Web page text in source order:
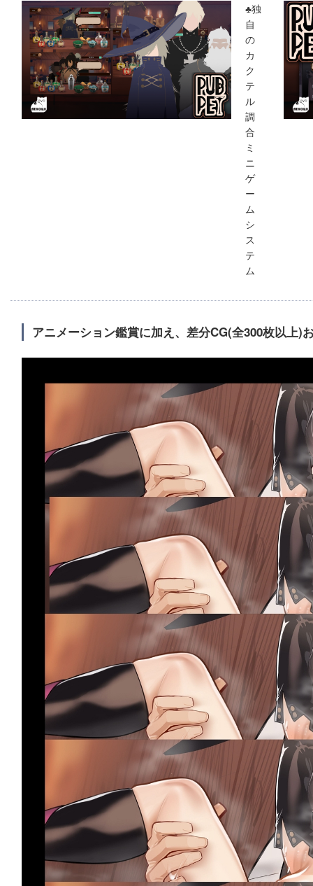
♣独
自
の
カ
ク
テ
ル
調
合
ミ
ニ
ゲ
ー
ム
シ
ス
テ
ム
アニメーション鑑賞に加え、差分CG(全300枚以上)